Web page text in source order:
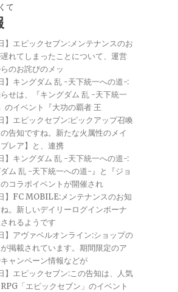
て
】エピックセブン:メンテナンスのお
れてしまったことについて、運営
のお詫びのメッ
】キングダム 乱 -天下統一への道-:
せは、『キングダム 乱 -天下統一
のイベント『大功の覇者 王
】エピックセブン:ピックアップ召喚
告知ですね。新たな火属性のメイ
レア】と、連携
】キングダム 乱 -天下統一への道-:
ダム 乱 -天下統一への道-』と『ジョ
コラボイベントが開催され
日】FC MOBILE:メンテナンスのお知
。新しいデイリーログインボーナ
れるようです
】アヴァベルオンライン:ショップの
掲載されています。期間限定のア
ャンペーン情報などが
】エピックセブン:この告知は、人気
「エピックセブン」のイベント